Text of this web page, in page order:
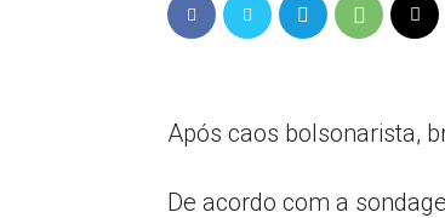
Após caos bolsonarista,
De acordo com a